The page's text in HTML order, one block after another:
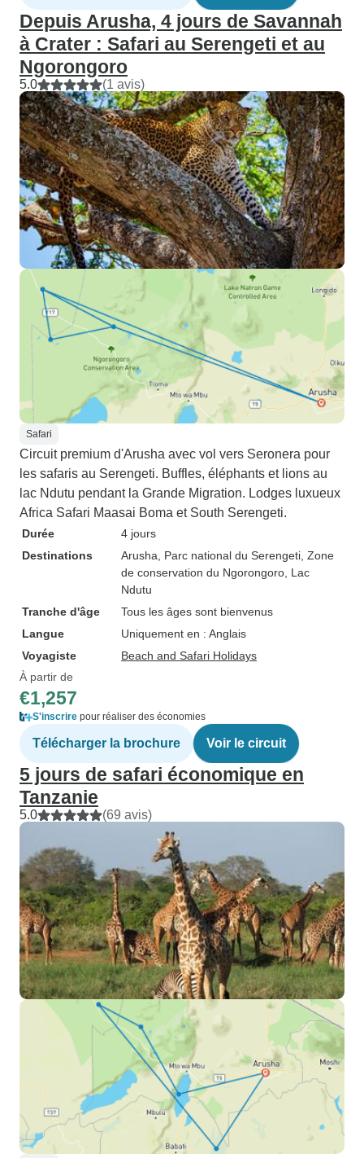
Depuis Arusha, 4 jours de Savannah
à Crater : Safari au Serengeti et au
Ngorongoro
5.0 (1 avis)
Safari
Circuit premium d'Arusha avec vol vers Seronera pour
les safaris au Serengeti. Buffles, éléphants et lions au
lac Ndutu pendant la Grande Migration. Lodges luxueux
Africa Safari Maasai Boma et South Serengeti.
Durée
4 jours
Destinations
Arusha , Parc national du Serengeti , Zone
de conservation du Ngorongoro , Lac
Ndutu
Tranche d'âge
Tous les âges sont bienvenus
Langue
Uniquement en : Anglais
Voyagiste
Beach and Safari Holidays
À partir de
€1,257
S'inscrire pour réaliser des économies
Télécharger la brochure Voir le circuit
5 jours de safari économique en
Tanzanie
5.0 (69 avis)